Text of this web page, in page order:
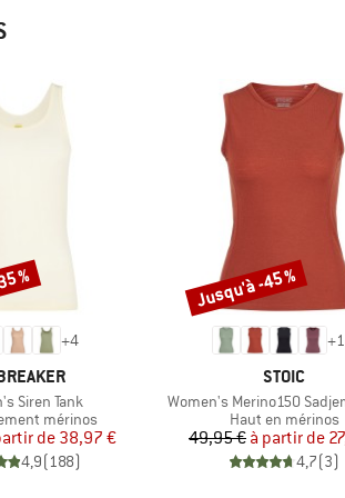
+4
Siren Tank
mérinos
Prix
Prix réduit
de 38,97 €
4,9(188)
%
+1
MARQUE
STOIC
Article
Women's Merino150
Product group
Haut en mérinos
Prix
49,95 € Prix
à partir de
4,7(3)
Remise
Jusqu'à -45 %